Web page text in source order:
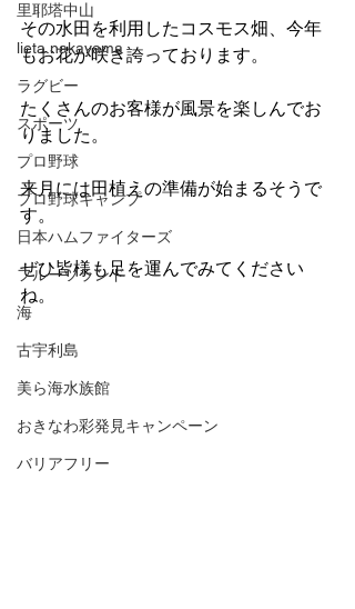
里耶塔中山
lieta.nakayama
ラグビー
スポーツ
プロ野球
プロ野球キャンプ
日本ハムファイターズ
フルーツランド
海
古宇利島
美ら海水族館
おきなわ彩発見キャンペーン
バリアフリー
その水田を利用したコスモス畑、今年
もお花が咲き誇っております。
たくさんのお客様が風景を楽しんでお
りました。
来月には田植えの準備が始まるそうで
す。
ぜひ皆様も足を運んでみてください
ね。